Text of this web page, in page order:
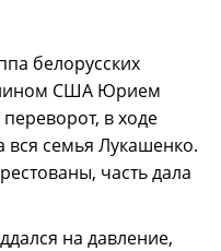
белорусских
США Юрием
в ходе
семья Лукашенко.
часть дала
на давление,